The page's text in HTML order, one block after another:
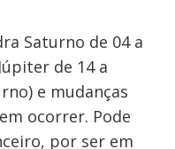
Saturno de 04 a
de 14 a
e mudanças
ocorrer. Pode
por ser em